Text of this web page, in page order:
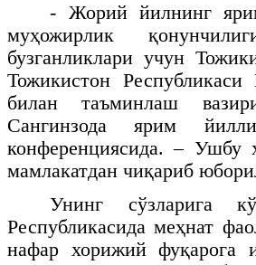
- Жорий йилнинг
муҳожирлик
бузганликлари учун
Тожикистон
билан таъминлаш
Сангинзода ярим
конференциясида. – Ушбу
мамлакатдан чиқариб
Унинг сўзларига
Республикасида меҳнат
нафар хорижий фуқарога